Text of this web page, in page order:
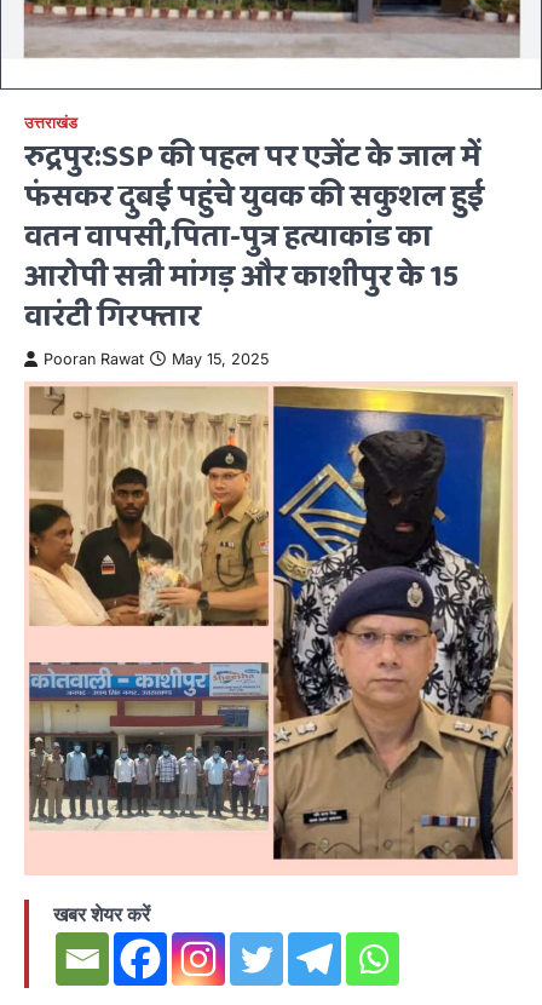
उत्तराखंड
रुद्रपुर:SSP की पहल पर एजेंट के जाल में
फंसकर दुबई पहुंचे युवक की सकुशल हुई
वतन वापसी,पिता-पुत्र हत्याकांड का
आरोपी सन्नी मांगड़ और काशीपुर के 15
वारंटी गिरफ्तार
Pooran Rawat May 15, 2025
खबर शेयर करें